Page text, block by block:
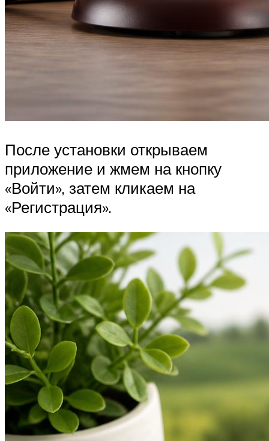
После установки открываем
приложение и жмем на кнопку
«Войти», затем кликаем на
«Регистрация».